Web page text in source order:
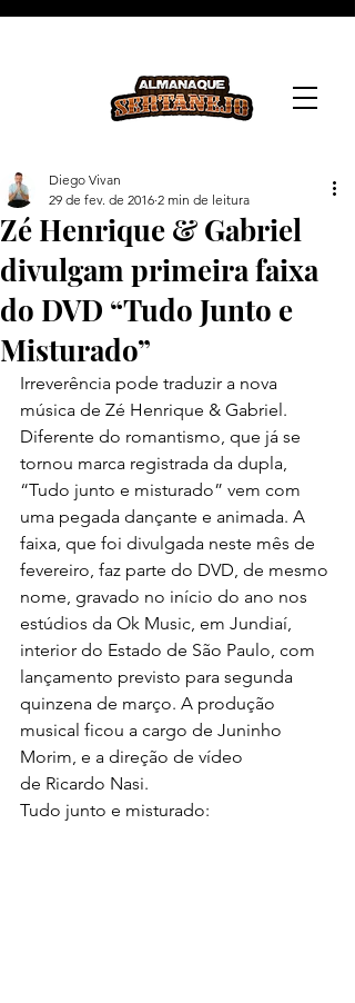
Zé Henrique & Gabriel
divulgam primeira faixa
do DVD “Tudo Junto e
Misturado”
Diego Vivan
29 de fev. de 2016 2 min de leitura
Irreverência pode traduzir a nova
música de Zé Henrique & Gabriel.
Diferente do romantismo, que já se
tornou marca registrada da dupla,
“Tudo junto e misturado” vem com
uma pegada dançante e animada. A
faixa, que foi divulgada neste mês de
fevereiro, faz parte do DVD, de mesmo
nome, gravado no início do ano nos
estúdios da Ok Music, em Jundiaí,
interior do Estado de São Paulo, com
lançamento previsto para segunda
quinzena de março. A produção
musical ficou a cargo de Juninho
Morim, e a direção de vídeo
de Ricardo Nasi.
Tudo junto e misturado: